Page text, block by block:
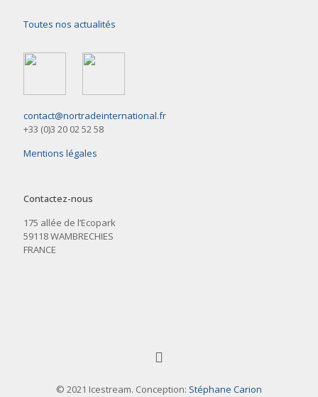
Toutes nos actualités
contact@nortradeinternational.fr
+33 (0)3 20 02 52 58
Mentions légales
Contactez-nous
175 allée de l’Ecopark
59118 WAMBRECHIES
FRANCE
© 2021 Icestream. Conception: Stéphane Carion